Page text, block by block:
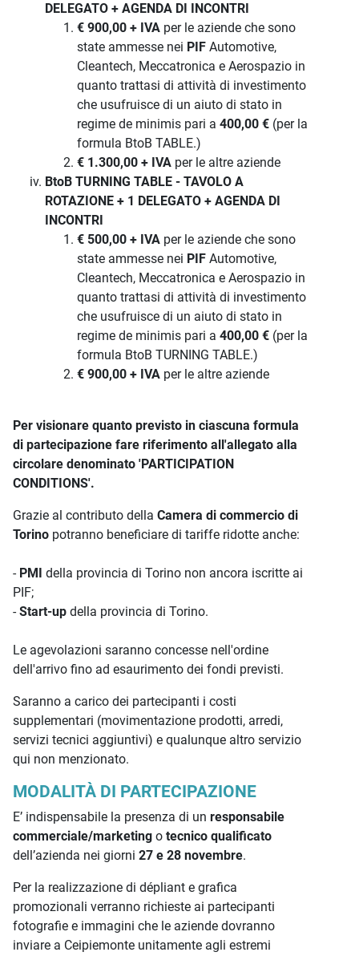
DELEGATO + AGENDA DI INCONTRI
€ 900,00 + IVA per le aziende che sono
state ammesse nei PIF Automotive,
Cleantech, Meccatronica e Aerospazio in
quanto trattasi di attività di investimento
che usufruisce di un aiuto di stato in
regime de minimis pari a 400,00 € (per la
formula BtoB TABLE.)
€ 1.300,00 + IVA per le altre aziende
BtoB TURNING TABLE - TAVOLO A
ROTAZIONE + 1 DELEGATO + AGENDA DI
INCONTRI
€ 500,00 + IVA per le aziende che sono
state ammesse nei PIF Automotive,
Cleantech, Meccatronica e Aerospazio in
quanto trattasi di attività di investimento
che usufruisce di un aiuto di stato in
regime de minimis pari a 400,00 € (per la
formula BtoB TURNING TABLE.)
€ 900,00 + IVA per le altre aziende
Per visionare quanto previsto in ciascuna formula
di partecipazione fare riferimento all'allegato alla
circolare denominato 'PARTICIPATION
CONDITIONS'.
Grazie al contributo della Camera di commercio di
Torino potranno beneficiare di tariffe ridotte anche:
- PMI
della provincia di Torino non ancora iscritte ai
PIF;
-Start-up della provincia di Torino.
Le agevolazioni saranno concesse nell'ordine
dell'arrivo fino ad esaurimento dei fondi previsti.
Saranno a carico dei partecipanti i costi
supplementari (movimentazione prodotti, arredi,
servizi tecnici aggiuntivi) e qualunque altro servizio
qui non menzionato.
MODALITÀ DI PARTECIPAZIONE
E’ indispensabile la presenza di un responsabile
commerciale/marketing o tecnico qualificato
dell’azienda nei giorni 27 e 28 novembre.
Per la realizzazione di dépliant e grafica
promozionali verranno richieste ai partecipanti
fotografie e immagini che le aziende dovranno
inviare a Ceipiemonte unitamente agli estremi